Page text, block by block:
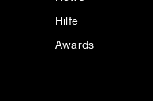
Hilfe
Awards